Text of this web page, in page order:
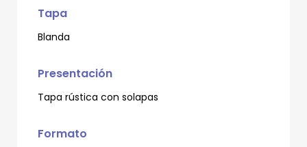
Tapa
Blanda
Presentación
Tapa rústica con solapas
Formato